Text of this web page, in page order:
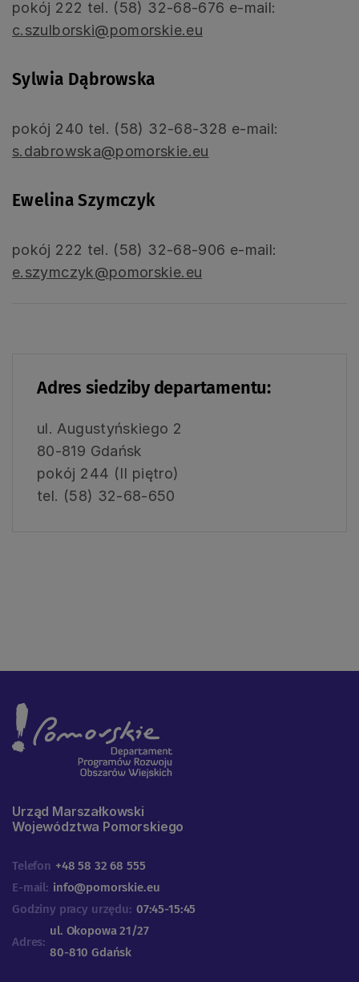
pokój 222 tel. (58) 32-68-676 e-mail:
c.szulborski@pomorskie.eu
Sylwia Dąbrowska
pokój 240 tel. (58) 32-68-328 e-mail:
s.dabrowska@pomorskie.eu
Ewelina Szymczyk
pokój 222 tel. (58) 32-68-906 e-mail:
e.szymczyk@pomorskie.eu
Adres siedziby departamentu:
ul. Augustyńskiego 2
80-819 Gdańsk
pokój 244 (II piętro)
tel. (58) 32-68-650
Urząd Marszałkowski
Województwa Pomorskiego
Telefon +48 58 32 68 555
E-mail: info@pomorskie.eu
Godziny pracy urzędu: 07:45-15:45
Adres:
ul. Okopowa 21/27
80-810 Gdańsk